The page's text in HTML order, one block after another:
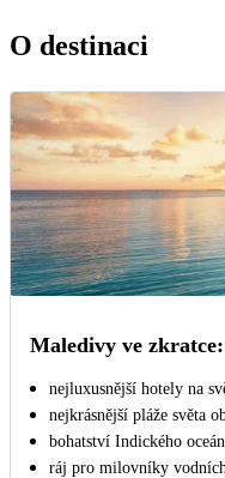
O destinaci
Maledivy ve zkratce:
nejluxusnější hotely na
nejkrásnější pláže světa
bohatství Indického
ráj pro milovníky